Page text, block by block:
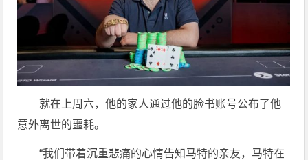
就在上周六，他的家人通过他的脸书账号公布了他
意外离世的噩耗。
“我们带着沉重悲痛的心情告知马特的亲友，马特在